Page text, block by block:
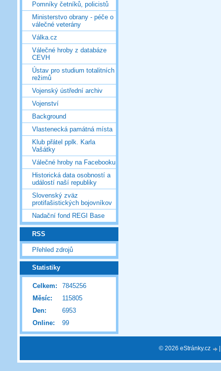
Pomníky četníků, policistů
Ministerstvo obrany - péče o
válečné veterány
Válka.cz
Válečné hroby z databáze
CEVH
Ústav pro studium totalitních
režimů
Vojenský ústřední archiv
Vojenství
Background
Vlastenecká památná místa
Klub přátel pplk. Karla
Vašátky
Válečné hroby na Facebooku
Historická data osobností a
událostí naší republiky
Slovenský zväz
protifašistických bojovníkov
Nadační fond REGI Base
RSS
Přehled zdrojů
Statistiky
Online: 99
Celkem:
7845256
Měsíc:
115805
Den:
6953
© 2026 eStránky.cz